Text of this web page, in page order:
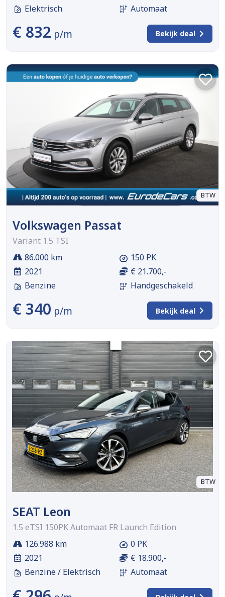
Elektrisch Automaat
€ 832 p/m Bekijk deal
BTW
Volkswagen Passat
Variant 1.5 TSI
86.000 km
2021
Benzine
150 PK
€ 21.700,-
Handgeschakeld
€ 340 p/m Bekijk deal
BTW
SEAT Leon
1.5 eTSI 150PK Automaat FR Launch Edition
126.988 km
2021
Benzine / Elektrisch
0 PK
€ 18.900,-
Automaat